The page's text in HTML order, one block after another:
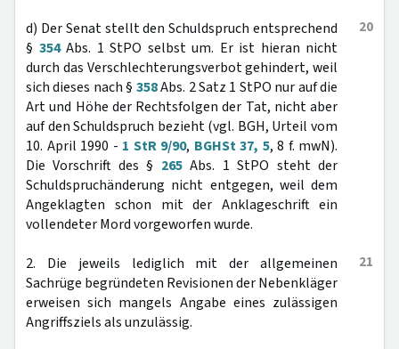
20
d) Der Senat stellt den Schuldspruch entsprechend
§ 354Abs. 1 StPO selbst um. Er ist hieran nicht
durch das Verschlechterungsverbot gehindert, weil
sich dieses nach § 358Abs. 2 Satz 1 StPO nur auf die
Art und Höhe der Rechtsfolgen der Tat, nicht aber
auf den Schuldspruch bezieht (vgl. BGH, Urteil vom
10. April 1990 - 1 StR 9/90, BGHSt 37, 5, 8 f. mwN).
Die Vorschrift des § 265Abs. 1 StPO steht der
Schuldspruchänderung nicht entgegen, weil dem
Angeklagten schon mit der Anklageschrift ein
vollendeter Mord vorgeworfen wurde.
21
2. Die jeweils lediglich mit der allgemeinen
Sachrüge begründeten Revisionen der Nebenkläger
erweisen sich mangels Angabe eines zulässigen
Angriffsziels als unzulässig.